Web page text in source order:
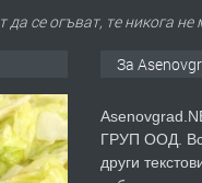
се огъват, те никога
За
ГРУП ООД.
други